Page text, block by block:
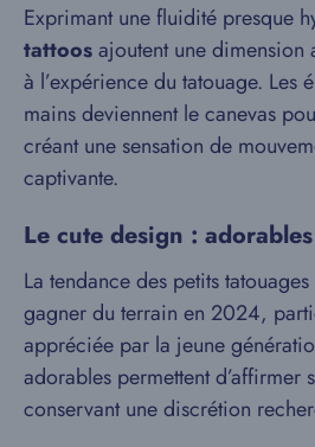
Exprimant une fluidité presque
tattoosajoutent une dimension
à l’expérience du tatouage. Les
mains deviennent le canevas
créant une sensation de
captivante.
Le cute design :
La tendance des petits
gagner du terrain en 2024,
appréciée par la jeune
adorables permettent d’affirmer
conservant une discrétion